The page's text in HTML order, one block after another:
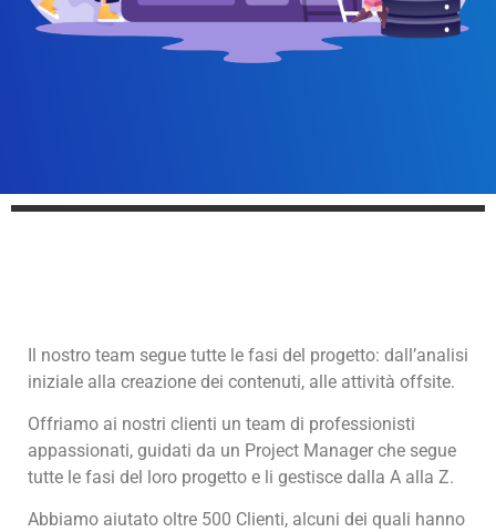
Il nostro team segue tutte le fasi del progetto: dall’analisi
iniziale alla creazione dei contenuti, alle attività offsite.
Offriamo ai nostri clienti un team di professionisti
appassionati, guidati da un Project Manager che segue
tutte le fasi del loro progetto e li gestisce dalla A alla Z.
Abbiamo aiutato oltre 500 Clienti, alcuni dei quali hanno